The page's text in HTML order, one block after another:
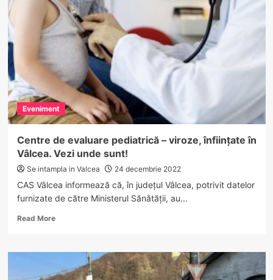
Vâlcea:
Romsilva,
pericol!
Eveniment
Centre de evaluare pediatrică – viroze, înființate în
Vâlcea. Vezi unde sunt!
Se intampla in Valcea 24 decembrie 2022
CAS Vâlcea informează că, în județul Vâlcea, potrivit datelor
furnizate de către Ministerul Sănătății, au...
Read MoreRead
Centre
evaluare